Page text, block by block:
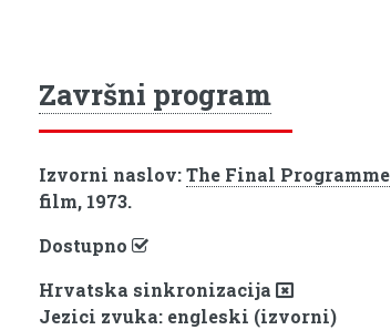
Završni program
Izvorni naslov:The Final Programme
film, 1973.
Dostupno
Hrvatska sinkronizacija
Jezici zvuka: engleski (izvorni)